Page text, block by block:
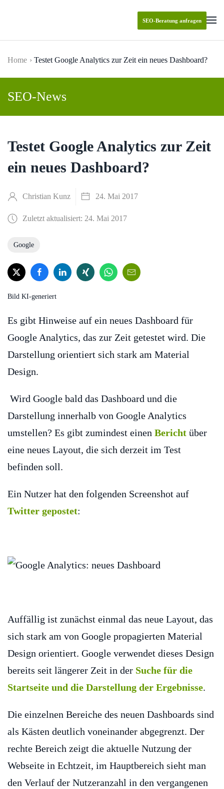
SEO-Beratung anfragen
Home Testet Google Analytics zur Zeit ein neues Dashboard?
SEO-News
Testet Google Analytics zur Zeit
ein neues Dashboard?
Christian Kunz 24. Mai 2017
Zuletzt aktualisiert: 24. Mai 2017
Google
Bild KI-generiert
Es gibt Hinweise auf ein neues Dashboard für
Google Analytics, das zur Zeit getestet wird. Die
Darstellung orientiert sich stark am Material
Design.
Wird Google bald das Dashboard und die
Darstellung innerhalb von Google Analytics
umstellen? Es gibt zumindest einen Bericht über
eine neues Layout, die sich derzeit im Test
befinden soll.
Ein Nutzer hat den folgenden Screenshot auf
Twitter gepostet:
Auffällig ist zunächst einmal das neue Layout, das
sich stark am von Google propagierten Material
Design orientiert. Google verwendet dieses Design
bereits seit längerer Zeit in der Suche für die
Startseite und die Darstellung der Ergebnisse.
Die einzelnen Bereiche des neuen Dashboards sind
als Kästen deutlich voneinander abgegrenzt. Der
rechte Bereich zeigt die aktuelle Nutzung der
Webseite in Echtzeit, im Hauptbereich sieht man
den Verlauf der Nutzeranzahl in den vergangenen